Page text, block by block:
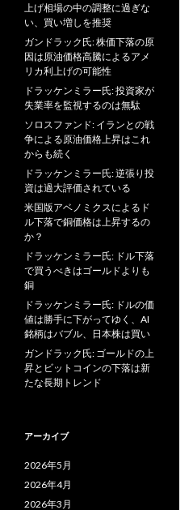
上げ相場の中の調整に過ぎな
い、買い増しを推奨
ガンドラック氏: 株価下落の原
因は原油価格高騰によるアメ
リカ利上げの可能性
ドラッケンミラー氏: 投資家が
失業率を監視するのは無駄
ソロスファンド: イランとの戦
争による原油価格上昇はこれ
からも続く
ドラッケンミラー氏: 逆張り投
資は過大評価されている
米国版アベノミクスによるド
ル下落で銅価格は上昇するの
か？
ドラッケンミラー氏: ドル下落
で買うべきはゴールドよりも
銅
ドラッケンミラー氏: ドルの価
値は勝手に下がってゆく、AI
銘柄はバブル、日本株は買い
ガンドラック氏: ゴールドの上
昇とビットコインの下落は新
たな長期トレンド
アーカイブ
2026年5月
2026年4月
2026年3月